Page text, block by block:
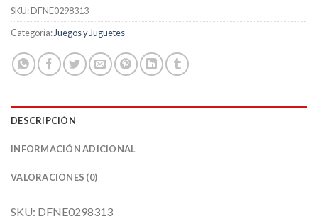
SKU:DFNE0298313
Categoría: Juegos y Juguetes
DESCRIPCIÓN
INFORMACIÓN ADICIONAL
VALORACIONES (0)
SKU: DFNE0298313